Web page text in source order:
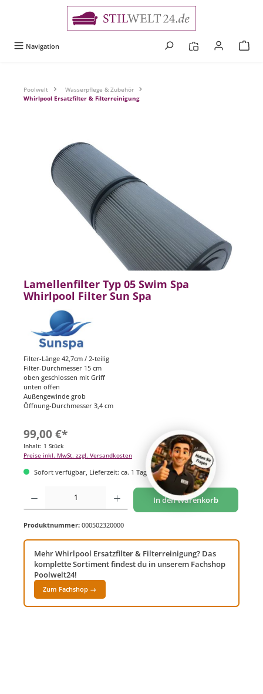
Navigation
Poolwelt
Wasserpflege & Zubehör
Whirlpool Ersatzfilter & Filterreinigung
Bildergalerie überspringen
Lamellenfilter Typ 05 Swim Spa
Whirlpool Filter Sun Spa
Filter-Länge 42,7cm / 2-teilig
Filter-Durchmesser 15 cm
oben geschlossen mit Griff
unten offen
Außengewinde grob
Öffnung-Durchmesser 3,4 cm
99,00 €*
Inhalt: 1 Stück
Preise inkl. MwSt. zzgl. Versandkosten
Sofort verfügbar, Lieferzeit: ca. 1 Tag
Produkt Anzahl: Gib den gewünschten Wert ein oder benutze die Schaltflächen um
In den Warenkorb
Produktnummer: 000502320000
Mehr Whirlpool Ersatzfilter & Filterreinigung? Das
komplette Sortiment findest du in unserem Fachshop
Poolwelt24!
Zum Fachshop →